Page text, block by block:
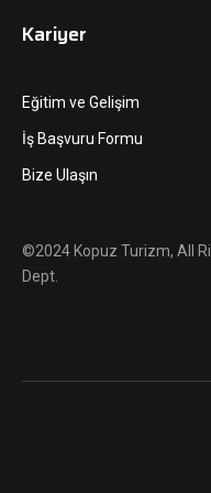
Kariyer
Eğitim ve Gelişim
İş Başvuru Formu
Bize Ulaşın
©2024 Kopuz Turizm, All
Dept.